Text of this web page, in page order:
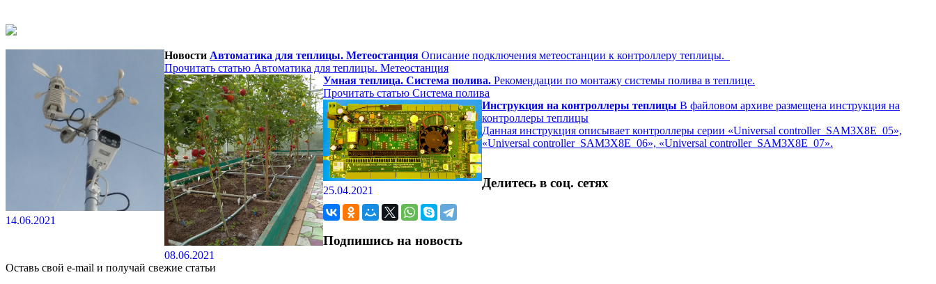
Новости
14.06.2021
Автоматика для теплицы. Метеостанция Описание подключения метеостанции к контроллеру теплицы.
Прочитать статью Автоматика для теплицы. Метеостанция
08.06.2021
Умная теплица. Система полива. Рекомендации по монтажу системы полива в теплице.
Прочитать статью Система полива
25.04.2021
Инструкция на контроллеры теплицы В файловом архиве размещена инструкция на
контроллеры теплицы
Данная инструкция описывает контроллеры серии «Universal controller_SAM3X8E_05»,
«Universal controller_SAM3X8E_06», «Universal controller_SAM3X8E_07».
Делитесь в соц. сетях
Подпишись на новость
Оставь свой e-mail и получай свежие статьи